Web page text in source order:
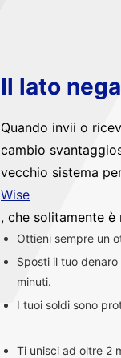
Il lato
Quando invii o
cambio
vecchio sistema
Wise
, che solitamente
Ottieni sempre un
Sposti il tuo
minuti.
I tuoi soldi sono
Ti unisci ad oltre 2